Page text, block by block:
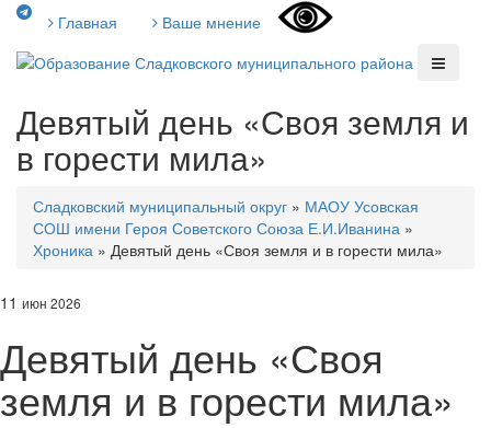
Главная Ваше мнение
Девятый день «Своя земля и
в горести мила»
Сладковский муниципальный округ » МАОУ Усовская
СОШ имени Героя Советского Союза Е.И.Иванина »
Хроника » Девятый день «Своя земля и в горести мила»
11 июн 2026
Девятый день «Своя
земля и в горести мила»